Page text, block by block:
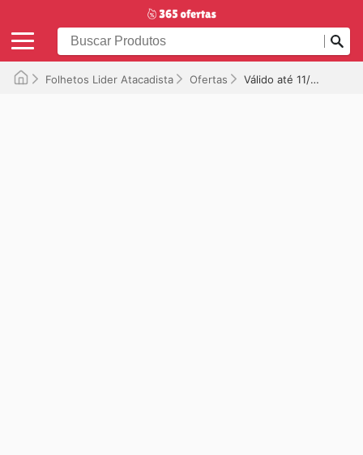
Folhetos Lider Atacadista Ofertas Válido até 11/05/2025